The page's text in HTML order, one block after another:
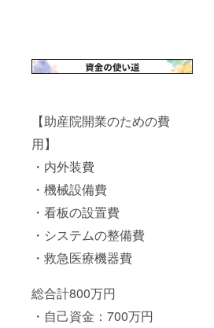
【助産院開業のための費
用】
・内外装費
・機械設備費
・看板の設置費
・システムの整備費
・救急医療機器費
総合計800万円
・自己資金：700万円